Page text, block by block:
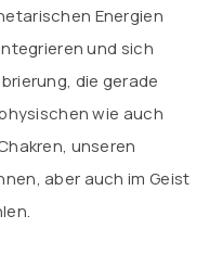
Energien
und sich
die gerade
wie auch
unseren
aber auch im Geist